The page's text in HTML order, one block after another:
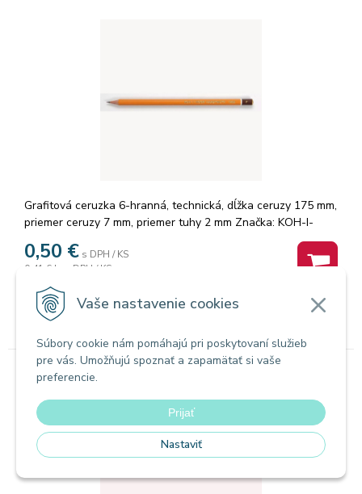
Vaše nastavenie cookies
Súbory cookie nám pomáhajú pri poskytovaní služieb
pre vás. Umožňujú spoznať a zapamätať si vaše
preferencie.
Prijať
Nastaviť
Grafitová ceruzka 6-hranná, technická, dĺžka ceruzy 175 mm,
priemer ceruzy 7 mm, priemer tuhy 2 mm Značka: KOH-I-
0,50 € s DPH / KS
0,41 € bez DPH / KS
Na sklade
Ceruzka 1500 H